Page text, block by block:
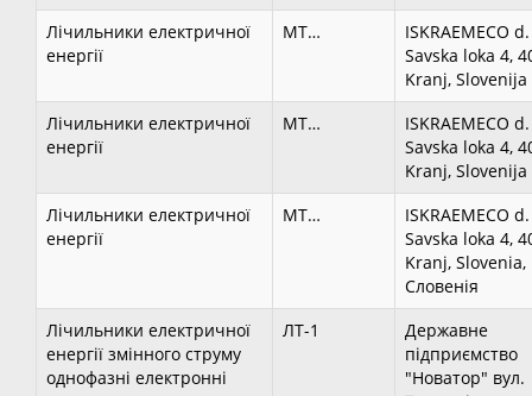
Лічильники електричної
енергії
MT…
ISKRAEMECO
Savska loka 4,
Kranj, Slovenija
Лічильники електричної
енергії
MT…
ISKRAEMECO
Savska loka 4,
Kranj, Slovenija
Лічильники електричної
енергії
MT…
ISKRAEMECO
Savska loka 4,
Kranj, Slovenia,
Словенія
Лічильники електричної
енергії змінного струму
однофазні електронні
ЛТ-1
Державне
підприємство
"Новатор" вул.